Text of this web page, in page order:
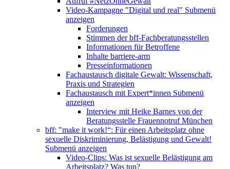
Video-Kampagne "Digital und real" Submenü
anzeigen
Forderungen
Stimmen der bff-Fachberatungsstellen
Informationen für Betroffene
Inhalte barriere-arm
Presseinformationen
Fachaustausch digitale Gewalt: Wissenschaft,
Praxis und Strategien
Fachaustausch mit Expert*innen Submenü
anzeigen
Interview mit Heike Barnes von der
Beratungsstelle Frauennotruf München
bff: "make it work!“: Für einen Arbeitsplatz ohne
sexuelle Diskriminierung, Belästigung und Gewalt!
Submenü anzeigen
Video-Clips: Was ist sexuelle Belästigung am
Arbeitsplatz? Was tun?